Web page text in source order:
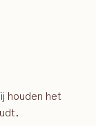
houden het